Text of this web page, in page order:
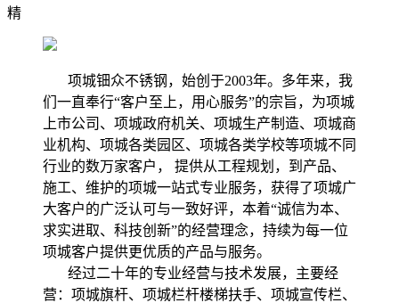
精
项城钿众不锈钢，始创于2003年。多年来，我
们一直奉行“客户至上，用心服务”的宗旨，为项城
上市公司、项城政府机关、项城生产制造、项城商
业机构、项城各类园区、项城各类学校等项城不同
行业的数万家客户， 提供从工程规划，到产品、
施工、维护的项城一站式专业服务，获得了项城广
大客户的广泛认可与一致好评，本着“诚信为本、
求实进取、科技创新”的经营理念，持续为每一位
项城客户提供更优质的产品与服务。
经过二十年的专业经营与技术发展，主要经
营：项城旗杆、项城栏杆楼梯扶手、项城宣传栏、